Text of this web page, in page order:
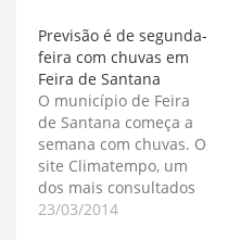
Previsão é de segunda-
feira com chuvas em
Feira de Santana
O município de Feira
de Santana começa a
semana com chuvas. O
site Climatempo, um
dos mais consultados
do país, prevê
23/03/2014